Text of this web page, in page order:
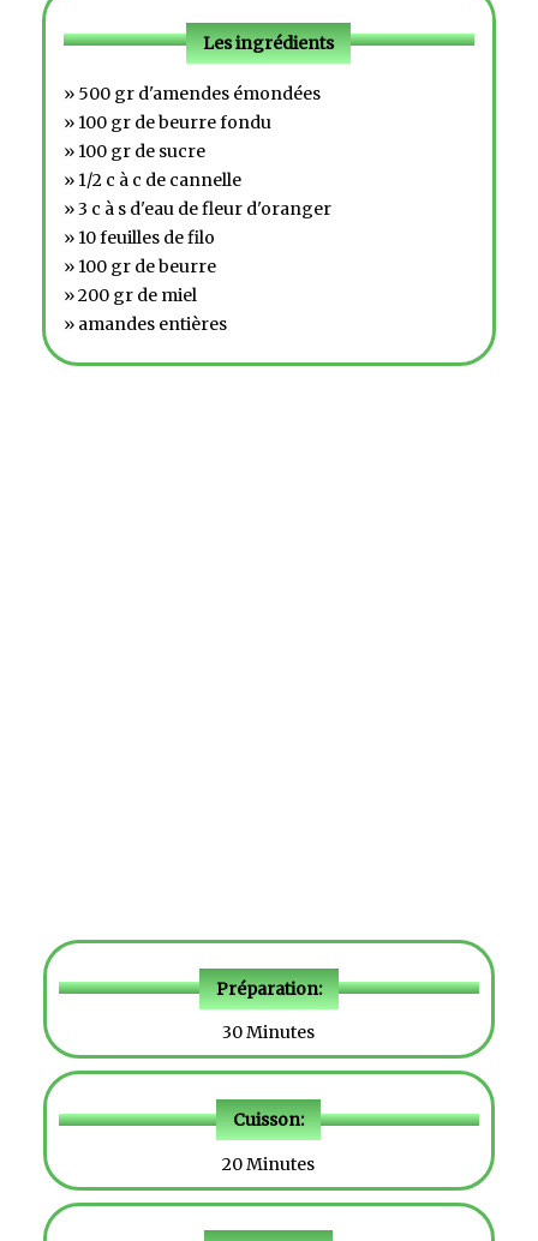
Les ingrédients
» 500 gr d'amendes émondées
» 100 gr de beurre fondu
» 100 gr de sucre
» 1/2 c à c de cannelle
» 3 c à s d'eau de fleur d'oranger
» 10 feuilles de filo
» 100 gr de beurre
» 200 gr de miel
» amandes entières
Préparation:
30 Minutes
Cuisson:
20 Minutes